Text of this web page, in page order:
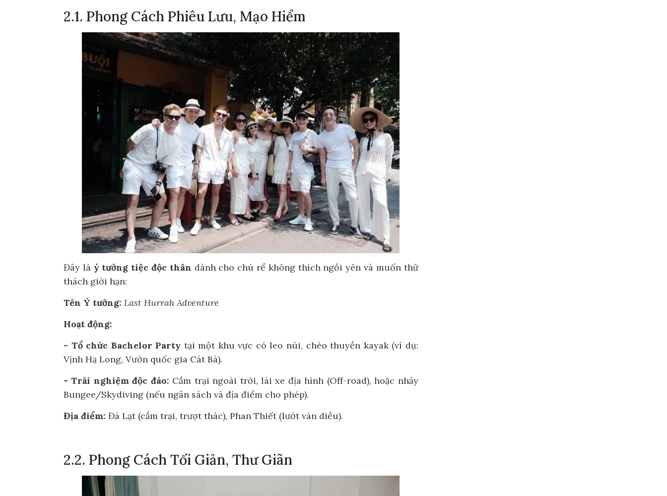
2.1. Phong Cách Phiêu Lưu, Mạo Hiểm
Đây là ý tưởng tiệc độc thân dành cho chú rể không thích ngồi yên và muốn thử
thách giới hạn:
Tên Ý tưởng: Last Hurrah Adventure
Hoạt động:
- Tổ chức Bachelor Party tại một khu vực có leo núi, chèo thuyền kayak (ví dụ:
Vịnh Hạ Long, Vườn quốc gia Cát Bà).
- Trải nghiệm độc đáo: Cắm trại ngoài trời, lái xe địa hình (Off-road), hoặc nhảy
Bungee/Skydiving (nếu ngân sách và địa điểm cho phép).
Địa điểm: Đà Lạt (cắm trại, trượt thác), Phan Thiết (lướt ván diều).
2.2. Phong Cách Tối Giản, Thư Giãn